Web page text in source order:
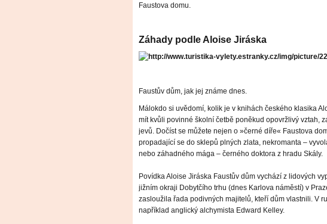
Faustova domu.
Záhady podle Aloise Jiráska
Faustův dům, jak jej známe dnes.
Málokdo si uvědomí, kolik je v knihách českého klasika
mít kvůli povinné školní četbě poněkud opovržlivý vztah,
jevů. Dočíst se můžete nejen o »černé díře« Faustova
propadající se do sklepů plných zlata, nekromanta –
nebo záhadného mága – černého doktora z hradu Skály.
Povídka Aloise Jiráska Faustův dům vychází z lidových
jižním okraji Dobytčího trhu (dnes Karlova náměstí) v
zasloužila řada podivných majitelů, kteří dům vlastnili. V
například anglický alchymista Edward Kelley.